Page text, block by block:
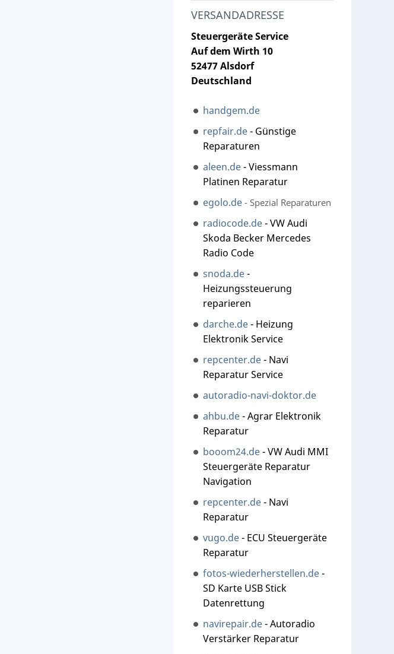
VERSANDADRESSE
Steuergeräte Service
Auf dem Wirth 10
52477 Alsdorf
Deutschland
handgem.de
repfair.de- Günstige
Reparaturen
aleen.de- Viessmann
Platinen Reparatur
egolo.de - Spezial Reparaturen
radiocode.de- VW Audi
Skoda Becker Mercedes
Radio Code
snoda.de-
Heizungssteuerung
reparieren
darche.de- Heizung
Elektronik Service
repcenter.de- Navi
Reparatur Service
autoradio-navi-doktor.de
ahbu.de- Agrar Elektronik
Reparatur
booom24.de- VW Audi MMI
Steuergeräte Reparatur
Navigation
repcenter.de- Navi
Reparatur
vugo.de- ECU Steuergeräte
Reparatur
fotos-wiederherstellen.de-
SD Karte USB Stick
Datenrettung
navirepair.de- Autoradio
Verstärker Reparatur